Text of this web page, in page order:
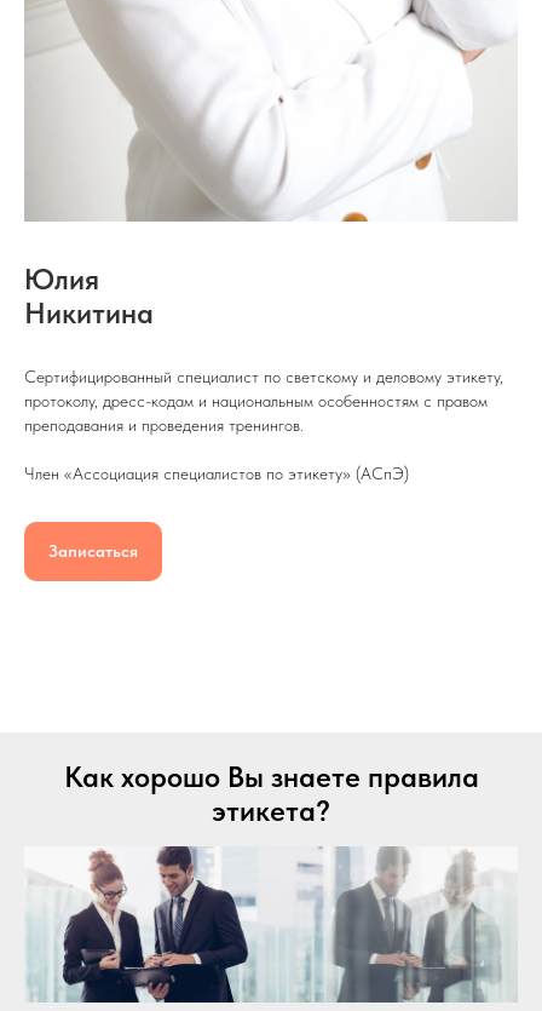
Юлия
Никитина
Сертифицированный специалист по светскому и деловому этикету,
протоколу, дресс-кодам и национальным особенностям с правом
преподавания и проведения тренингов.
Член «Ассоциация специалистов по этикету» (АСпЭ)
Записаться
Как хорошо Вы знаете правила
этикета?